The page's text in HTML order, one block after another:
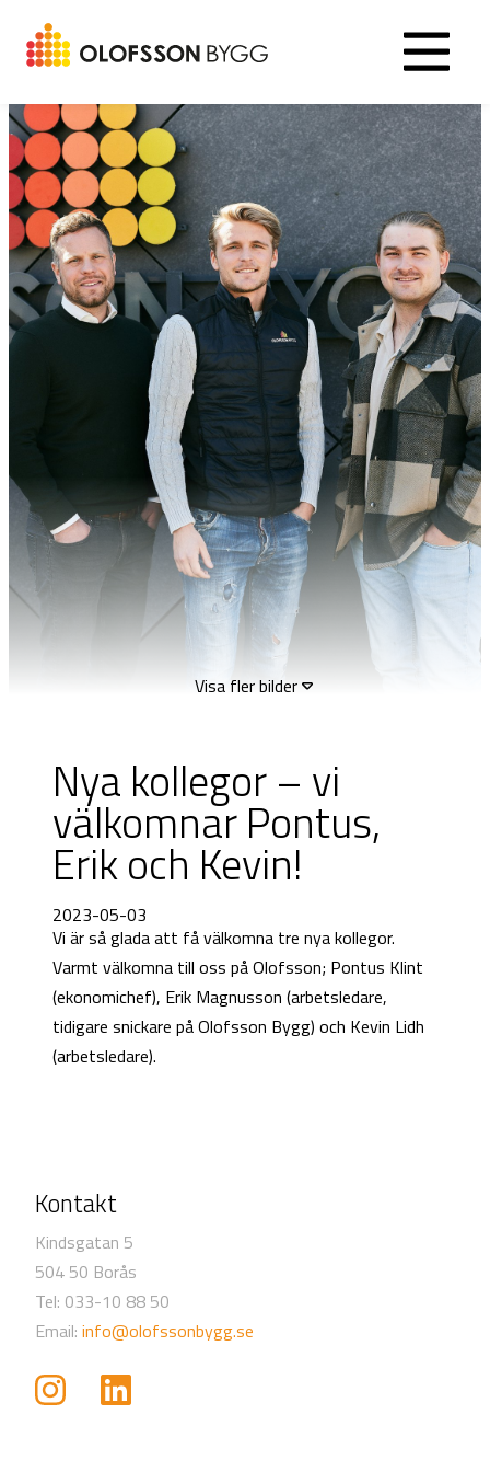
Visa fler bilder
Nya kollegor – vi
välkomnar Pontus,
Erik och Kevin!
2023-05-03
Vi är så glada att få välkomna tre nya kollegor.
Varmt välkomna till oss på Olofsson; Pontus Klint
(ekonomichef), Erik Magnusson (arbetsledare,
tidigare snickare på Olofsson Bygg) och Kevin Lidh
(arbetsledare).
Kontakt
Kindsgatan 5
504 50 Borås
Tel: 033-10 88 50
Email: info@olofssonbygg.se